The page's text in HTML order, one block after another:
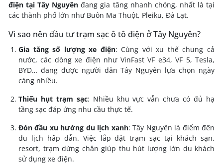
điện tại Tây Nguyên đang gia tăng nhanh chóng, nhất là tại
các thành phố lớn như Buôn Ma Thuột, Pleiku, Đà Lạt.
Vì sao nên đầu tư trạm sạc ô tô điện ở Tây Nguyên?
Gia tăng số lượng xe điện: Cùng với xu thế chung cả
nước, các dòng xe điện như VinFast VF e34, VF 5, Tesla,
BYD… đang được người dân Tây Nguyên lựa chọn ngày
càng nhiều.
Thiếu hụt trạm sạc: Nhiều khu vực vẫn chưa có đủ hạ
tầng sạc đáp ứng nhu cầu thực tế.
Đón đầu xu hướng du lịch xanh: Tây Nguyên là điểm đến
du lịch hấp dẫn. Việc lắp đặt trạm sạc tại khách sạn,
resort, trạm dừng chân giúp thu hút lượng lớn du khách
sử dụng xe điện.